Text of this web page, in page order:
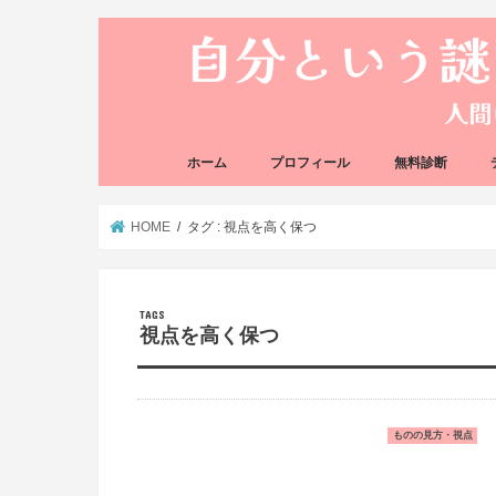
ホーム プロフィール 無料診断
HOME タグ : 視点を高く保つ
視点を高く保つ
ものの見方・視点